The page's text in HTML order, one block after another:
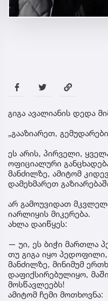
გიგა ავალიანის დედა
„გააზიარეთ,
ეს არის, პირველი,
ოფიციალური
მანძილზე, ამიტომ
დამეხმარეთ
არ გამოუვიდათ
იარლიყის მიკერება.
ახლა დაიწყეს:
— უი, ეს ბიჭი მართლა
თუ გიგა იყო
მანძილზე, მინიმუმ
დაფიქსირებულიყო,
მოსწავლეებს!
ამიტომ ჩემი მოთხოვნა: